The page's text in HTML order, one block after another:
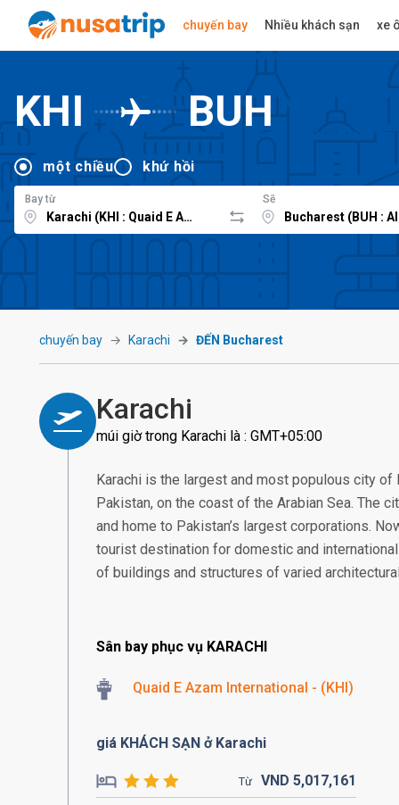
chuyến bay Nhiều khách sạn xe
KHI BUH
một chiều khứ hồi
Bay từ Sẽ
chuyến bay Karachi ĐẾN Bucharest
Karachi
múi giờ trong Karachi là : GMT+05:00
Karachi is the largest and most populous city
Pakistan, on the coast of the Arabian Sea. The
and home to Pakistan’s largest corporations.
tourist destination for domestic and
of buildings and structures of varied
Sân bay phục vụ KARACHI
Quaid E Azam International - (KHI)
giá KHÁCH SẠN ở Karachi
Từ VND 5,017,161